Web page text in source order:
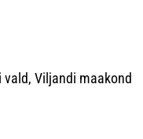
Viljandi maakond